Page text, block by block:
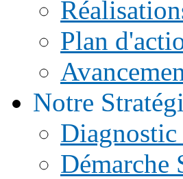
Plan
Notre
Diagnostic
Démarche